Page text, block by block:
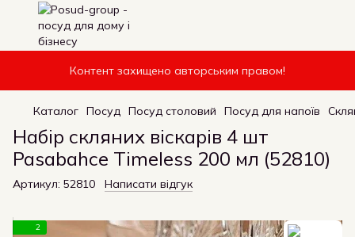
Контент захищено авторським правом!
Каталог Посуд Посуд столовий Посуд для напоїв
Набір скляних віскарів 4 шт
Pasabahce Timeless 200 мл (52810)
Артикул: 52810 Написати відгук
2